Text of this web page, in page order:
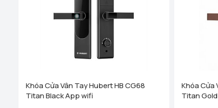
Khóa Cửa Vân Tay Hubert HB CG68
Titan Black App wifi
Khóa Cửa
Titan